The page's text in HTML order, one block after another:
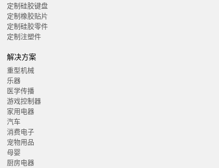
定制硅胶键盘
定制橡胶贴片
定制硅胶零件
定制注塑件
解决方案
重型机械
乐器
医学传播
游戏控制器
家用电器
汽车
消费电子
宠物用品
母婴
厨房电器